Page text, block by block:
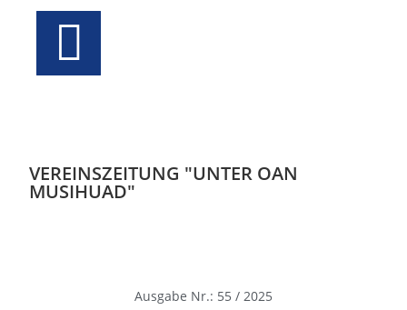
VEREINSZEITUNG "UNTER OAN
MUSIHUAD"
Ausgabe Nr.: 55 / 2025